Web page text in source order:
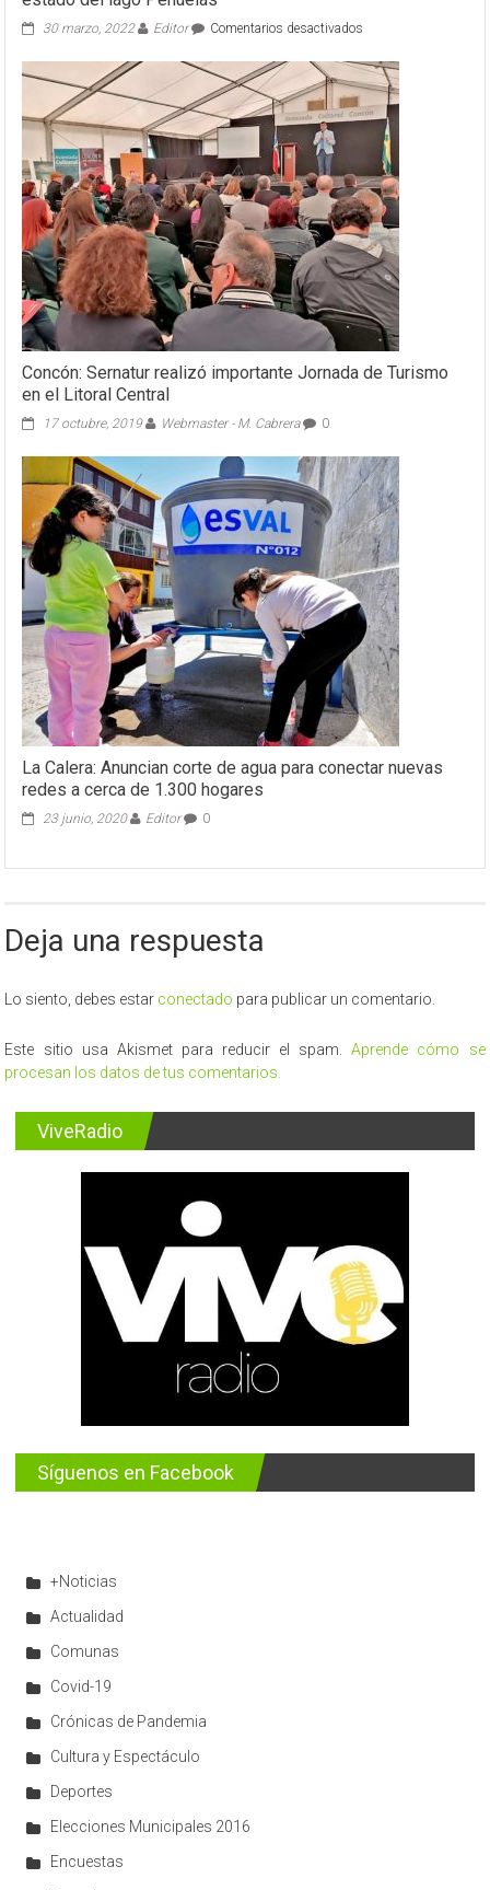
30 marzo, 2022 Editor Comentarios desactivados
región:
Revelan
imagen
satelital
que
muestra
dramático
estado
del
lago
Peñuelas
Concón: Sernatur realizó importante Jornada de Turismo
en el Litoral Central
17 octubre, 2019 Webmaster - M. Cabrera 0
La Calera: Anuncian corte de agua para conectar nuevas
redes a cerca de 1.300 hogares
23 junio, 2020 Editor 0
Deja una respuesta
Lo siento, debes estar conectado para publicar un comentario.
Este sitio usa Akismet para reducir el spam.Aprende cómo se
procesan los datos de tus comentarios.
ViveRadio
Síguenos en Facebook
+Noticias
Actualidad
Comunas
Covid-19
Crónicas de Pandemia
Cultura y Espectáculo
Deportes
Elecciones Municipales 2016
Encuestas